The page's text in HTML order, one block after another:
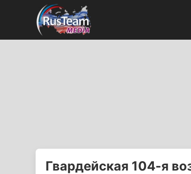
Гвардейская 104-я